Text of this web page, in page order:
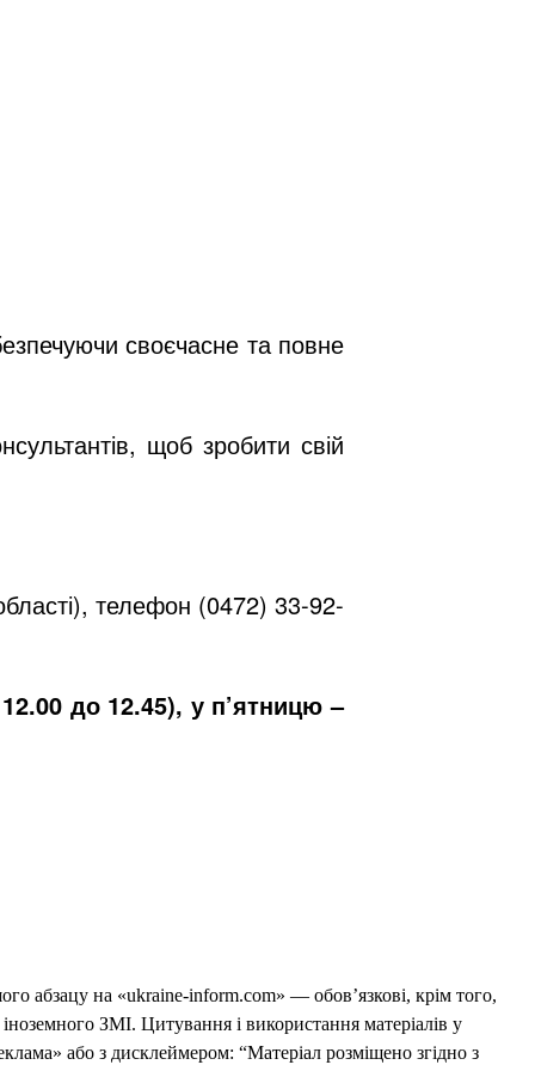
своєчасне та повне
щоб зробити свій
телефон (0472) 33-92-
до 12.45), у п’ятницю –
абзацу на «ukraine-inform.com» — обов’язкові, крім того,
ЗМІ. Цитування і використання матеріалів у
або з дисклеймером: “Матеріал розміщено згідно з